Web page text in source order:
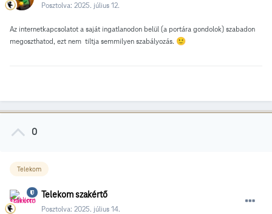
Posztolva: 2025. július 12.
Az internetkapcsolatot a saját ingatlanodon belül (a portára gondolok) szabadon
megoszthatod, ezt nem tiltja semmilyen szabályozás. 🙂
0
Telekom
Telekom szakértő
Posztolva: 2025. július 14.